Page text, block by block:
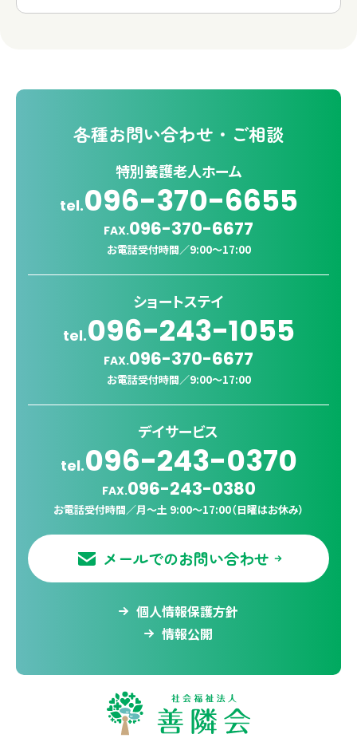
各種お問い合わせ・ご相談
特別養護老人ホーム
tel.096-370-6655
FAX.096-370-6677
お電話受付時間／9:00〜17:00
ショートステイ
tel.096-243-1055
FAX.096-370-6677
お電話受付時間／9:00〜17:00
デイサービス
tel.096-243-0370
FAX.096-243-0380
お電話受付時間／月〜土 9:00〜17:00（日曜はお休み）
メールでのお問い合わせ
個人情報保護方針
情報公開